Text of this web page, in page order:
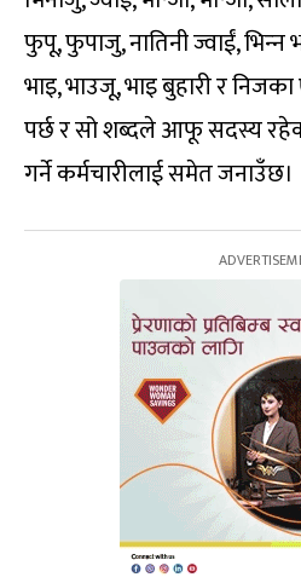
फुपू, फुपाजु, नातिनी ज्वाईं,
भाइ, भाउजू, भाइ बुहारी र
पर्छ र सो शब्दले आफू सदस्य
गर्ने कर्मचारीलाई समेत जनाउँछ।